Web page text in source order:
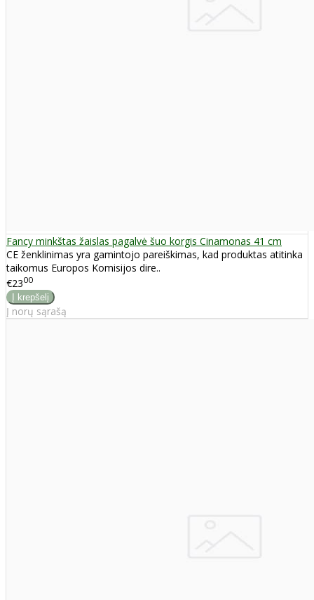
Fancy minkštas žaislas pagalvė šuo korgis Cinamonas 41 cm
CE ženklinimas yra gamintojo pareiškimas, kad produktas atitinka
taikomus Europos Komisijos dire..
€2300
Į norų sąrašą